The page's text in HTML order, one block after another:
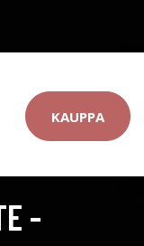
KAUPPA
-